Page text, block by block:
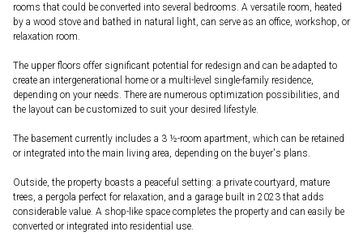
rooms that could be converted into several bedrooms. A versatile room, heated
by a wood stove and bathed in natural light, can serve as an office, workshop, or
relaxation room.
The upper floors offer significant potential for redesign and can be adapted to
create an intergenerational home or a multi-level single-family residence,
depending on your needs. There are numerous optimization possibilities, and
the layout can be customized to suit your desired lifestyle.
The basement currently includes a 3 ½-room apartment, which can be retained
or integrated into the main living area, depending on the buyer's plans.
Outside, the property boasts a peaceful setting: a private courtyard, mature
trees, a pergola perfect for relaxation, and a garage built in 2023 that adds
considerable value. A shop-like space completes the property and can easily be
converted or integrated into residential use.